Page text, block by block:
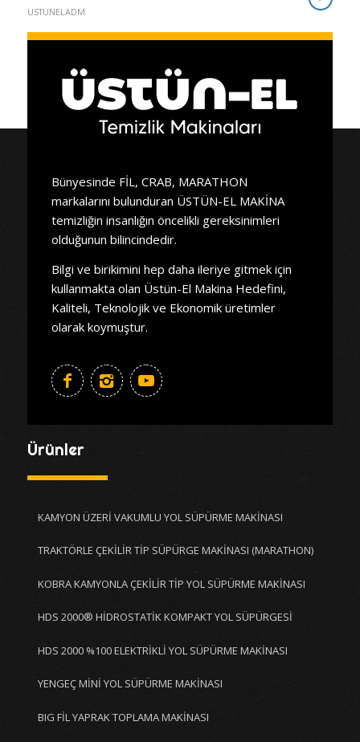
USTUNELADM
Bünyesinde FİL, CRAB, MARATHON
markalarını bulunduran ÜSTÜN-EL MAKİNA
temizliğin insanlığın öncelikli gereksinimleri
olduğunun bilincindedir.
Bilgi ve birikimini hep daha ileriye gitmek için
kullanmakta olan Üstün-El Makina Hedefini,
Kaliteli, Teknolojik ve Ekonomik üretimler
olarak koymuştur.
Ürünler
KAMYON ÜZERİ VAKUMLU YOL SÜPÜRME MAKİNASI
TRAKTÖRLE ÇEKİLİR TİP SÜPÜRGE MAKİNASI (MARATHON)
KOBRA KAMYONLA ÇEKİLİR TİP YOL SÜPÜRME MAKİNASI
HDS 2000® HİDROSTATİK KOMPAKT YOL SÜPÜRGESİ
HDS 2000 %100 ELEKTRİKLİ YOL SÜPÜRME MAKİNASI
YENGEÇ MİNİ YOL SÜPÜRME MAKİNASI
BIG FİL YAPRAK TOPLAMA MAKİNASI